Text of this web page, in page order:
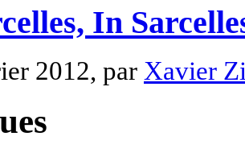
In
2012, par Xavier